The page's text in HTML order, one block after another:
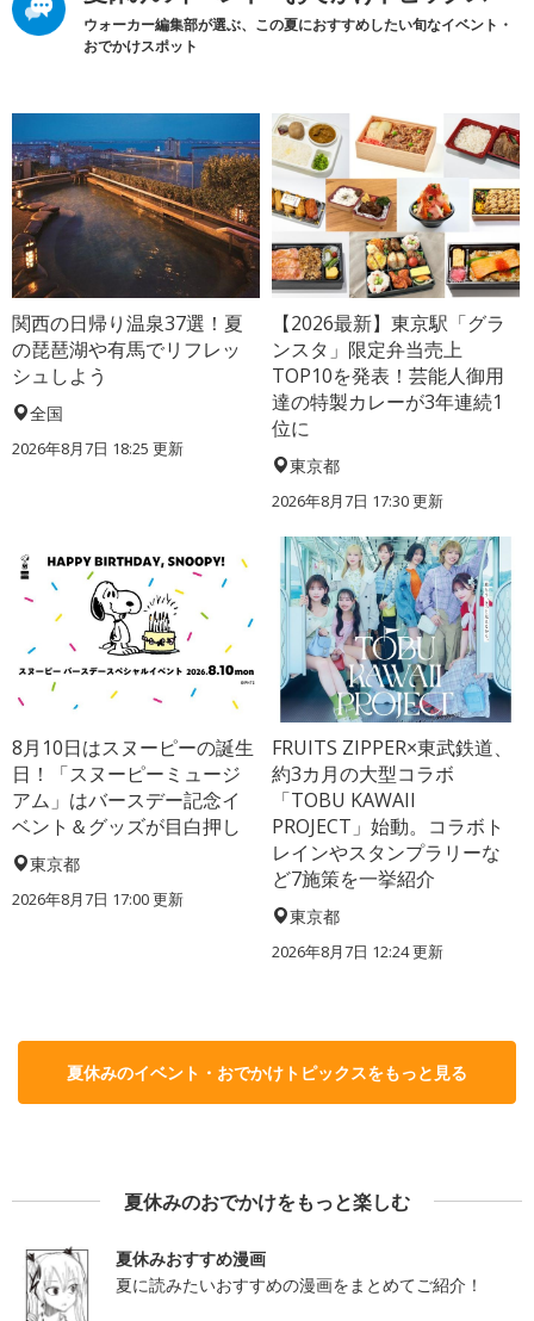
ウォーカー編集部が選ぶ、この夏におすすめしたい旬なイベント・
おでかけスポット
関西の日帰り温泉37選！夏
の琵琶湖や有馬でリフレッ
シュしよう
全国
2026年8月7日 18:25 更新
【2026最新】東京駅「グラ
ンスタ」限定弁当売上
TOP10を発表！芸能人御用
達の特製カレーが3年連続1
位に
東京都
2026年8月7日 17:30更新
8月10日はスヌーピーの誕生
日！「スヌーピーミュージ
アム」はバースデー記念イ
ベント＆グッズが目白押し
東京都
2026年8月7日 17:00更新
FRUITS ZIPPER×東武鉄道、
約3カ月の大型コラボ
「TOBU KAWAII
PROJECT」始動。コラボト
レインやスタンプラリーな
ど7施策を一挙紹介
東京都
2026年8月7日 12:24更新
夏休みのイベント・おでかけトピックスをもっと見る
夏休みのおでかけをもっと楽しむ
夏休みおすすめ漫画
夏に読みたいおすすめの漫画をまとめてご紹介！